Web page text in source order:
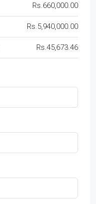
Rs.660,000.00
Rs.5,940,000.00
Rs.45,673.46